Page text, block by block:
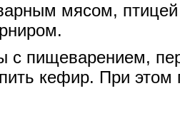
мясом,
с пищеварением,
кефир. При этом